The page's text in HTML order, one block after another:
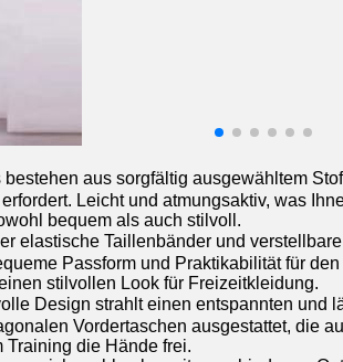
aus sorgfältig ausgewähltem
Leicht und atmungsaktiv, was
bequem als auch stilvoll.
elastische Taillenbänder und
Passform und Praktikabilität für
stilvollen Look für Freizeitkleidung.
Design strahlt einen entspannten
Vordertaschen ausgestattet, die
Training die Hände frei.